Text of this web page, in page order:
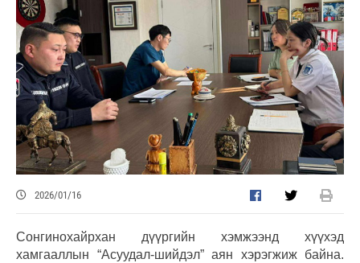
2026/01/16
Сонгинохайрхан дүүргийн хэмжээнд хүүхэд
хамгааллын “Асуудал-шийдэл” аян хэрэгжиж байна.